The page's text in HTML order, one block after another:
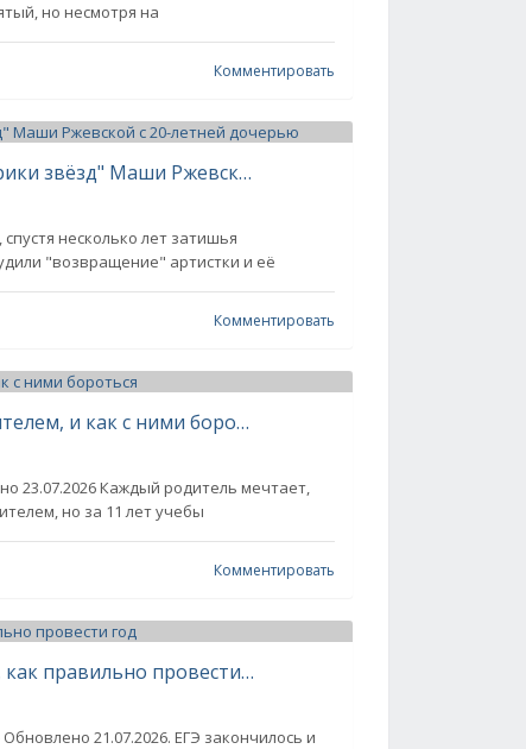
но несмотря на
Комментировать
"Легенда". В сети обсуждают видео звезды "Фабрики звёзд" Маши Ржевской с 20-летней дочерью
несколько лет затишья
"возвращение" артистки и её
Комментировать
Почему у учеников возникают с конфликты с учителем, и как с ними бороться
23.07.2026 Каждый родитель мечтает,
но за 11 лет учебы
Комментировать
Что делать, если не поступил в вуз: 5 вариантов, как правильно провести год
21.07.2026. ЕГЭ закончилось и